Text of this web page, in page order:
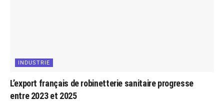
INDUSTRIE
L’export français de robinetterie sanitaire progresse
entre 2023 et 2025